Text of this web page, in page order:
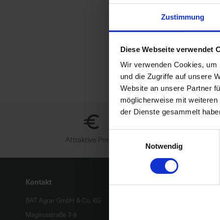
Zustimmung
Diese Webseite verwendet
Wir verwenden Cookies,
und die Zugriffe auf unsere
Website an unsere Partner
möglicherweise mit
der Dienste gesammelt
Notwendig
Attraktive Preise
Kontakt
BAT Agrar GmbH & Co. KG
Magirusstraße 7-9